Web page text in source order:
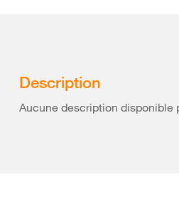
Description
Aucune description disponible